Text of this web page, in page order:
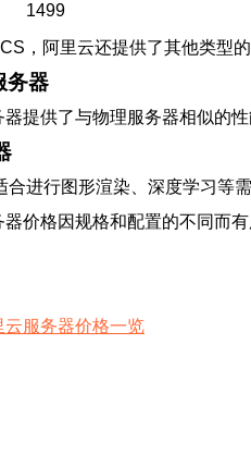
1499
，阿里云还提供了其他类型的
务器
提供了与物理服务器相似的
合进行图形渲染、深度学习等
价格因规格和配置的不同而
云服务器价格一览